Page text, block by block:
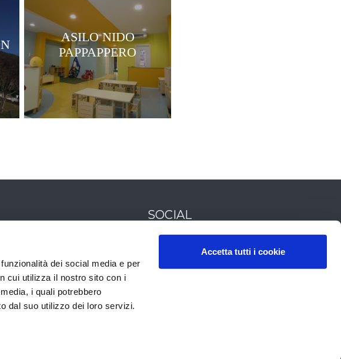
dei social media e per
cui utilizza il nostro sito con i
i quali potrebbero
dal suo utilizzo dei loro servizi.
Accetta tutti i cookie
ASILO NIDO
PAPPAPPERO
SOCIAL
powered by